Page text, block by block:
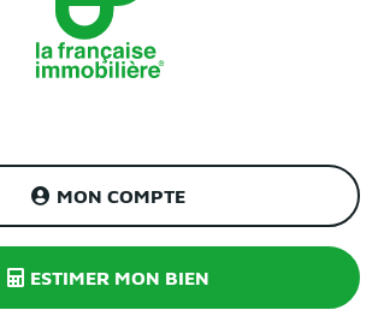
MON COMPTE
ESTIMER MON BIEN